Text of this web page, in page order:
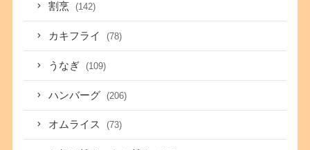
割烹 (142)
カキフライ (78)
うなぎ (109)
ハンバーグ (206)
オムライス (73)